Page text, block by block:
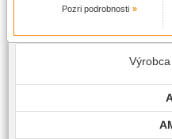
Pozri podrobnosti